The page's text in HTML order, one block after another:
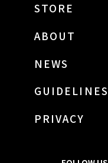
STORE
ABOUT
NEWS
GUIDELINES
PRIVACY